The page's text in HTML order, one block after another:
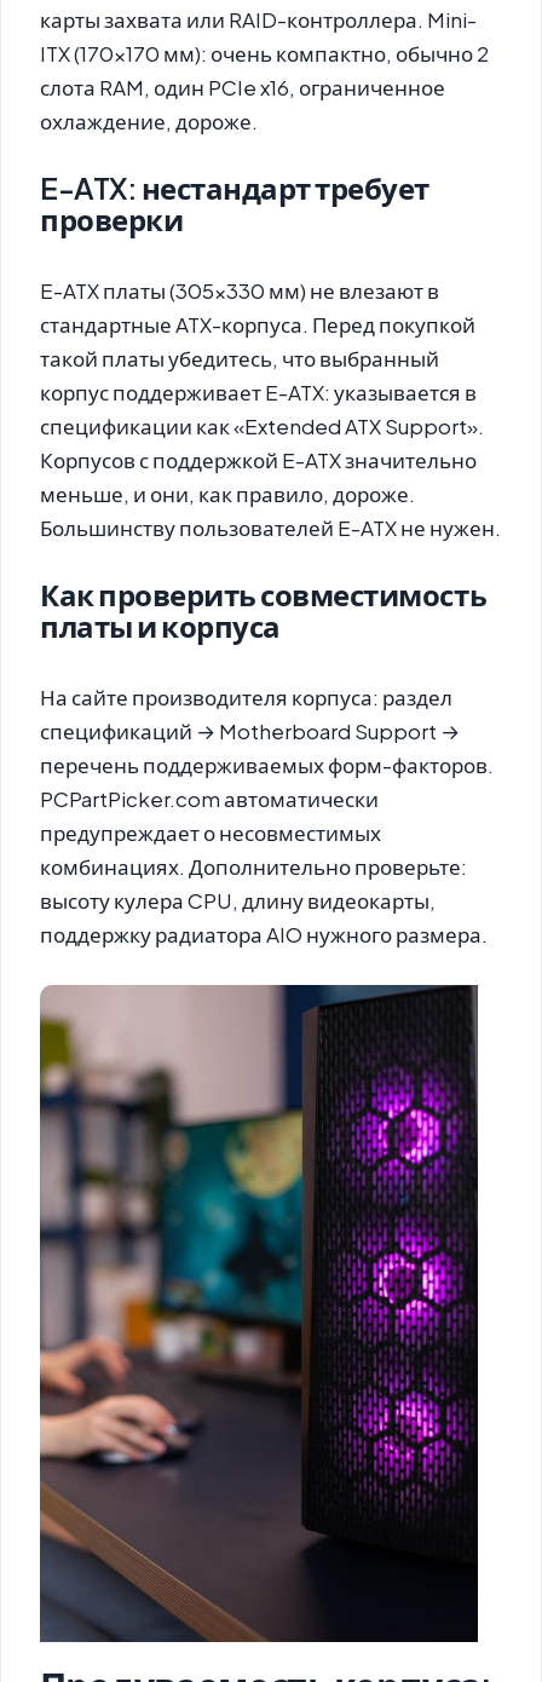
карты захвата или RAID-контроллера. Mini-
ITX (170×170 мм): очень компактно, обычно 2
слота RAM, один PCIe x16, ограниченное
охлаждение, дороже.
E-ATX: нестандарт требует
проверки
E-ATX платы (305×330 мм) не влезают в
стандартные ATX-корпуса. Перед покупкой
такой платы убедитесь, что выбранный
корпус поддерживает E-ATX: указывается в
спецификации как «Extended ATX Support».
Корпусов с поддержкой E-ATX значительно
меньше, и они, как правило, дороже.
Большинству пользователей E-ATX не нужен.
Как проверить совместимость
платы и корпуса
На сайте производителя корпуса: раздел
спецификаций → Motherboard Support →
перечень поддерживаемых форм-факторов.
PCPartPicker.com автоматически
предупреждает о несовместимых
комбинациях. Дополнительно проверьте:
высоту кулера CPU, длину видеокарты,
поддержку радиатора AIO нужного размера.